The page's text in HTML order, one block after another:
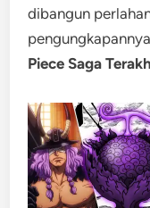
dibangun
Piece Saga